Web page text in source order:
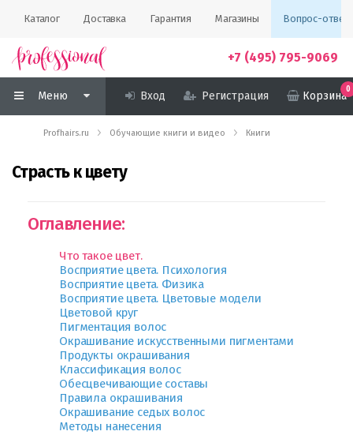
Каталог Доставка Гарантия Магазины Вопрос-ответ
+7 (495) 795-9069
Меню Вход Регистрация Корзина
0
Profhairs.ru Обучающие книги и видео Книги
Страсть к цвету
Оглавление:
Что такое цвет.
Восприятие цвета. Психология
Восприятие цвета. Физика
Восприятие цвета. Цветовые модели
Цветовой круг
Пигментация волос
Окрашивание искусственными пигментами
Продукты окрашивания
Классификация волос
Обесцвечивающие составы
Правила окрашивания
Окрашивание седых волос
Методы нанесения